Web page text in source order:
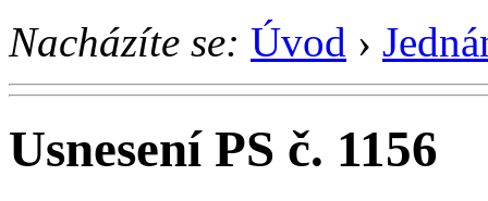
Nacházíte se: Úvod ›
Usnesení PS č. 1156